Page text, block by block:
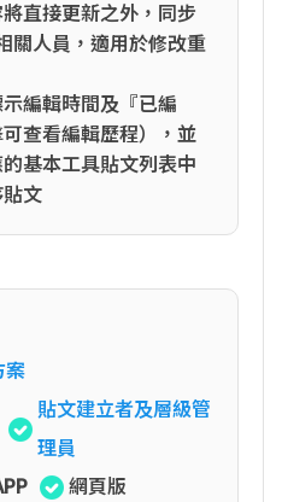
直接更新之外，同步
關人員，適用於修改重
編輯時間及『已編
查看編輯歷程），並
基本工具貼文列表中
文
案
貼文建立者及層級管
理員
網頁版